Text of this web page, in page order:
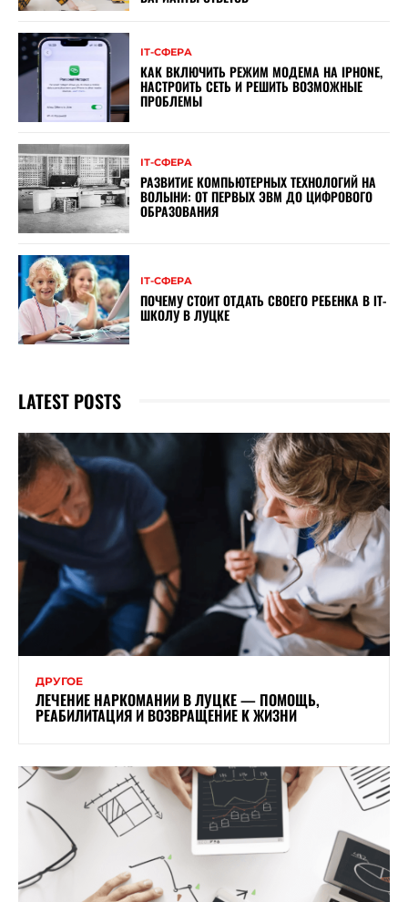
ІТ-СФЕРА
КАК ВКЛЮЧИТЬ РЕЖИМ МОДЕМА НА IPHONE,
НАСТРОИТЬ СЕТЬ И РЕШИТЬ ВОЗМОЖНЫЕ
ПРОБЛЕМЫ
ІТ-СФЕРА
РАЗВИТИЕ КОМПЬЮТЕРНЫХ ТЕХНОЛОГИЙ НА
ВОЛЫНИ: ОТ ПЕРВЫХ ЭВМ ДО ЦИФРОВОГО
ОБРАЗОВАНИЯ
ІТ-СФЕРА
ПОЧЕМУ СТОИТ ОТДАТЬ СВОЕГО РЕБЕНКА В ІТ-
ШКОЛУ В ЛУЦКЕ
LATEST POSTS
ДРУГОЕ
ЛЕЧЕНИЕ НАРКОМАНИИ В ЛУЦКЕ — ПОМОЩЬ,
РЕАБИЛИТАЦИЯ И ВОЗВРАЩЕНИЕ К ЖИЗНИ